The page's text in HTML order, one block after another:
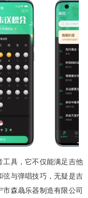
具，它不仅能满足吉他
与弹唱技巧，无疑是吉
森骉乐器制造有限公司